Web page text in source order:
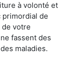
à volonté et
primordial de
votre
fassent des
maladies.